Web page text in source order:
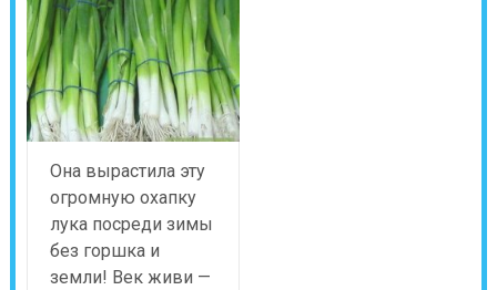
Она вырастила эту
огромную охапку
лука посреди зимы
без горшка и
земли! Век живи —